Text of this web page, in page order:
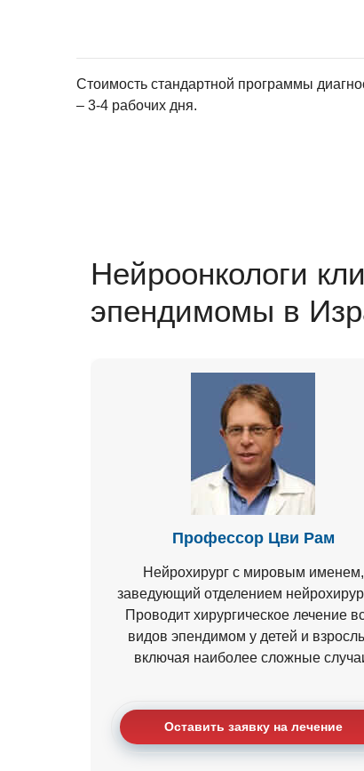
Стоимость стандартной программы
– 3-4 рабочих дня.
Нейроонкологи
эпендимомы в
Профессор Цви Рам
Нейрохирург с мировым именем,
заведующий отделением
Проводит хирургическое лечение
видов эпендимом у детей и
включая наиболее сложные
Оставить заявку на лечение